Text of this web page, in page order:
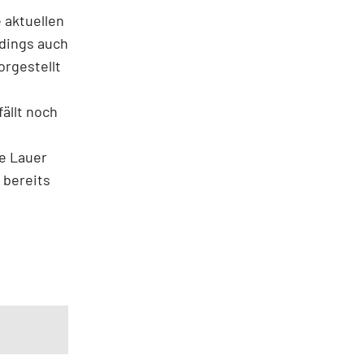
aktuellen
auch
noch
Lauer
bereits